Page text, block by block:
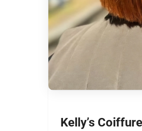
Kelly’s Coiffure